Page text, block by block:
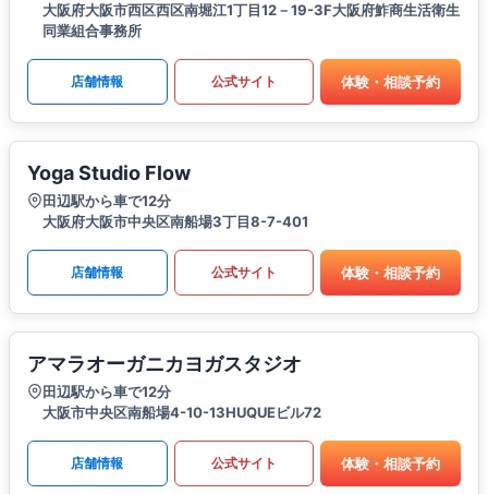
大阪府大阪市西区西区南堀江1丁目12－19-3F大阪府鮓商生活衛生
同業組合事務所
店舗情報 公式サイト 体験・相談予約
Yoga Studio Flow
田辺駅から車で12分
大阪府大阪市中央区南船場3丁目8-7-401
店舗情報 公式サイト 体験・相談予約
アマラオーガニカヨガスタジオ
田辺駅から車で12分
大阪市中央区南船場4-10-13HUQUEビル72
店舗情報 公式サイト 体験・相談予約